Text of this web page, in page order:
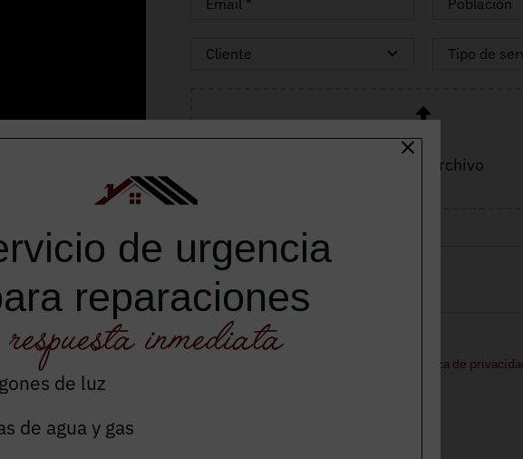
los
Adjuntar archivo
Autorizo el envío de información.
política de
de urgencia
reparaciones
respuesta inmediata
de luz
de agua y gas